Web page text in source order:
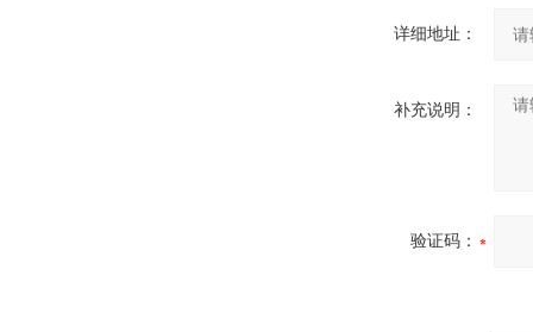
详细地址：
补充说明：
验证码：